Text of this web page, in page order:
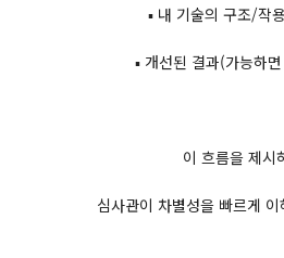
▪ 내 기술의 구조/작
▪ 개선된 결과(가능하
이 흐름을 제시
심사관이 차별성을 빠르게